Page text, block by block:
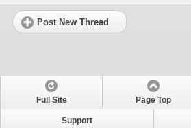
Post New Thread
Full Site Page Top
Support